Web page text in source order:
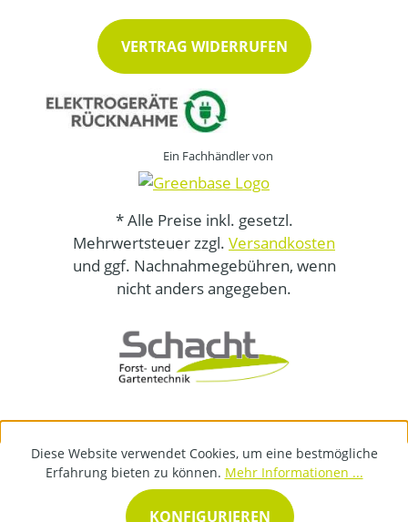
VERTRAG WIDERRUFEN
Ein Fachhändler von
* Alle Preise inkl. gesetzl.
Mehrwertsteuer zzgl. Versandkosten
und ggf. Nachnahmegebühren, wenn
nicht anders angegeben.
Diese Website verwendet Cookies, um eine bestmögliche
Erfahrung bieten zu können. Mehr Informationen ...
KONFIGURIEREN